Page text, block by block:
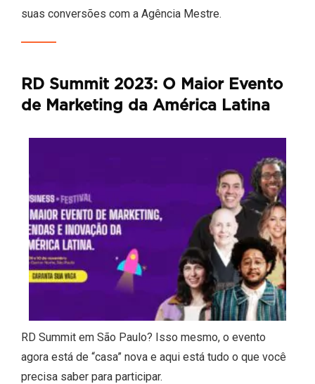
suas conversões com a Agência Mestre.
RD Summit 2023: O Maior Evento
de Marketing da América Latina
RD Summit em São Paulo? Isso mesmo, o evento
agora está de “casa” nova e aqui está tudo o que você
precisa saber para participar.